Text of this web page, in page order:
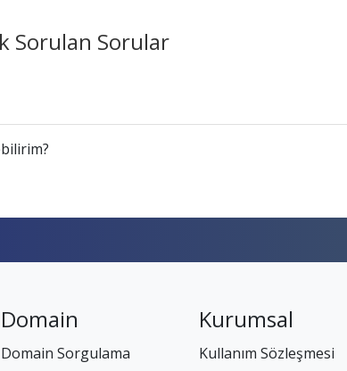
Sorulan Sorular
Domain
Domain Sorgulama
Kurumsal
Kullanım Sözleşmesi